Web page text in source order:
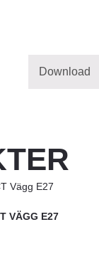
Download
VÄGG E27